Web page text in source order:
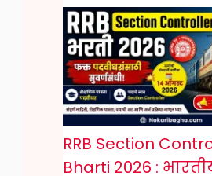
RRB Section
Bharti 2026 :